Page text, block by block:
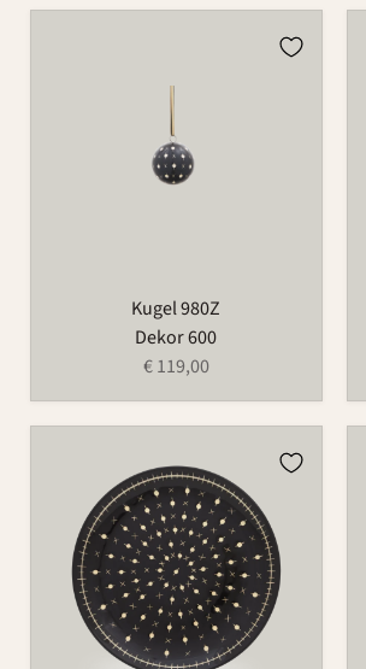
Kugel 980Z
Dekor 600
€ 119,00